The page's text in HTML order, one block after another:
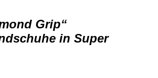
Grip“
in Super